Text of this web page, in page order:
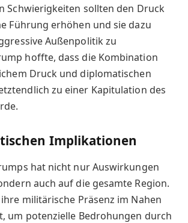
Schwierigkeiten sollten den Druck
Führung erhöhen und sie dazu
Außenpolitik zu
hoffte, dass die Kombination
Druck und diplomatischen
zu einer Kapitulation des
Implikationen
hat nicht nur Auswirkungen
auch auf die gesamte Region.
ihre militärische Präsenz im Nahen
um potenzielle Bedrohungen durch